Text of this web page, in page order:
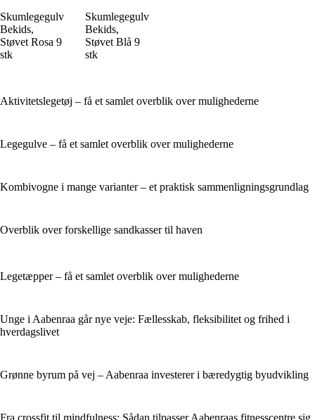
Skumlegegulv
Bekids,
Støvet Rosa 9
stk
Skumlegegulv
Bekids,
Støvet Blå 9
stk
Aktivitetslegetøj – få et samlet overblik over mulighederne
Legegulve – få et samlet overblik over mulighederne
Kombivogne i mange varianter – et praktisk sammenligningsgrundlag
Overblik over forskellige sandkasser til haven
Legetæpper – få et samlet overblik over mulighederne
Unge i Aabenraa går nye veje: Fællesskab, fleksibilitet og frihed i
hverdagslivet
Grønne byrum på vej – Aabenraa investerer i bæredygtig byudvikling
Fra crossfit til mindfulness: Sådan tilpasser Aabenraas fitnesscentre sig